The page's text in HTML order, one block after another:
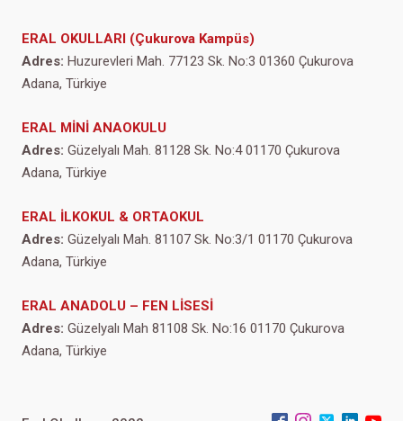
ERAL OKULLARI (Çukurova Kampüs)
Adres: Huzurevleri Mah. 77123 Sk. No:3 01360 Çukurova
Adana, Türkiye
ERAL MİNİ ANAOKULU
Adres: Güzelyalı Mah. 81128 Sk. No:4 01170 Çukurova
Adana, Türkiye
ERAL İLKOKUL & ORTAOKUL
Adres: Güzelyalı Mah. 81107 Sk. No:3/1 01170 Çukurova
Adana, Türkiye
ERAL ANADOLU – FEN LİSESİ
Adres: Güzelyalı Mah 81108 Sk. No:16 01170 Çukurova
Adana, Türkiye